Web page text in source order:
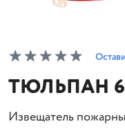
ТЮЛЬПАН
Извещатель